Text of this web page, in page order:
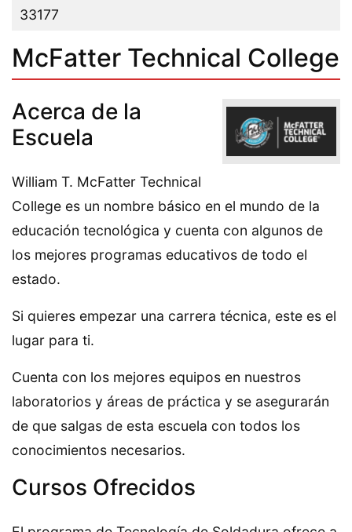
33177
McFatter Technical College
Acerca de la
Escuela
William T. McFatter Technical
College es un nombre básico en el mundo de la
educación tecnológica y cuenta con algunos de
los mejores programas educativos de todo el
estado.
Si quieres empezar una carrera técnica, este es el
lugar para ti.
Cuenta con los mejores equipos en nuestros
laboratorios y áreas de práctica y se asegurarán
de que salgas de esta escuela con todos los
conocimientos necesarios.
Cursos Ofrecidos